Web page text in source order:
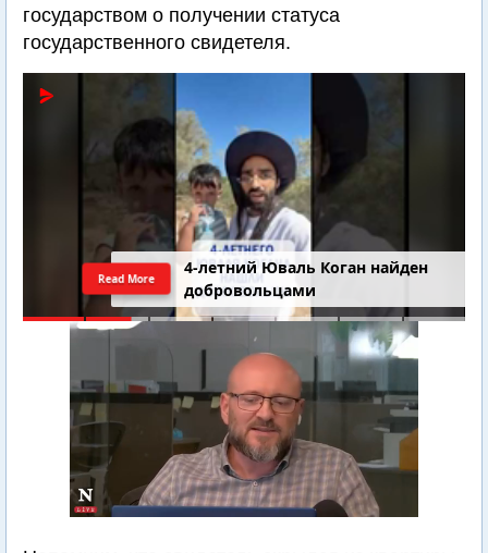
государством о получении статуса
государственного свидетеля.
4-летний Юваль Коган найден
добровольцами
Read More